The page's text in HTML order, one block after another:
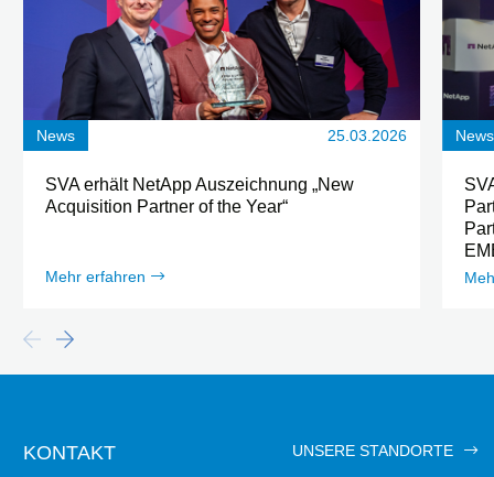
News 25.03.2026
SVA erhält NetApp Auszeichnung „New
Acquisition Partner of the Year“
Mehr erfahren
News
KONTAKT UNSERE STANDORTE